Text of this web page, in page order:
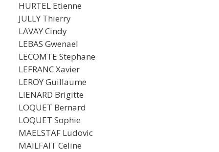
HURTEL Etienne
JULLY Thierry
LAVAY Cindy
LEBAS Gwenael
LECOMTE Stephane
LEFRANC Xavier
LEROY Guillaume
LIENARD Brigitte
LOQUET Bernard
LOQUET Sophie
MAELSTAF Ludovic
MAILFAIT Celine